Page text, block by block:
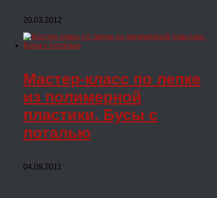
20.03.2012
Мастер-класс по лепке
из полимерной
пластики. Бусы с
поталью
04.09.2011